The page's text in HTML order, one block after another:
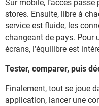
Sur mobile, l’accès
stores. Ensuite, libre à
service est fluide, les
changeant de pays. Pour
écrans, l’équilibre est
Tester, comparer, puis
Finalement, tout se joue
application, lancer une